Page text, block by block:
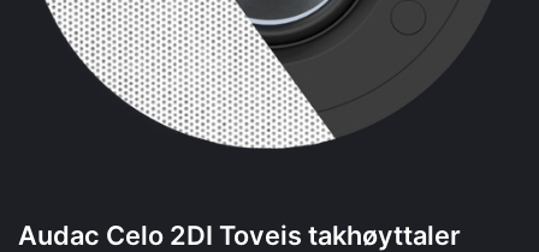
Audac Celo 2DI Toveis takhøyttaler